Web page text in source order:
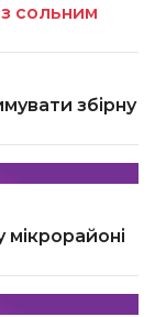
сольним
збірну